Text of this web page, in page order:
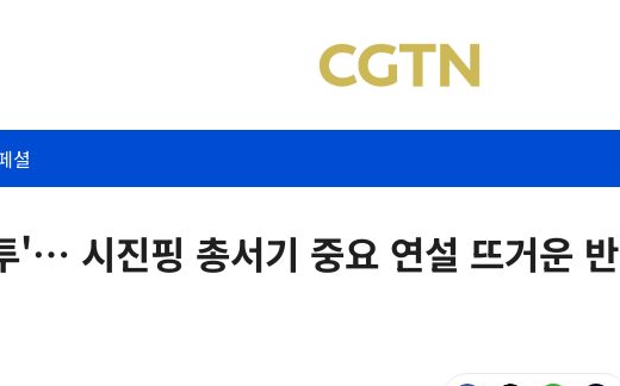
셜
'… 시진핑 총서기 중요 연설 뜨거운 반